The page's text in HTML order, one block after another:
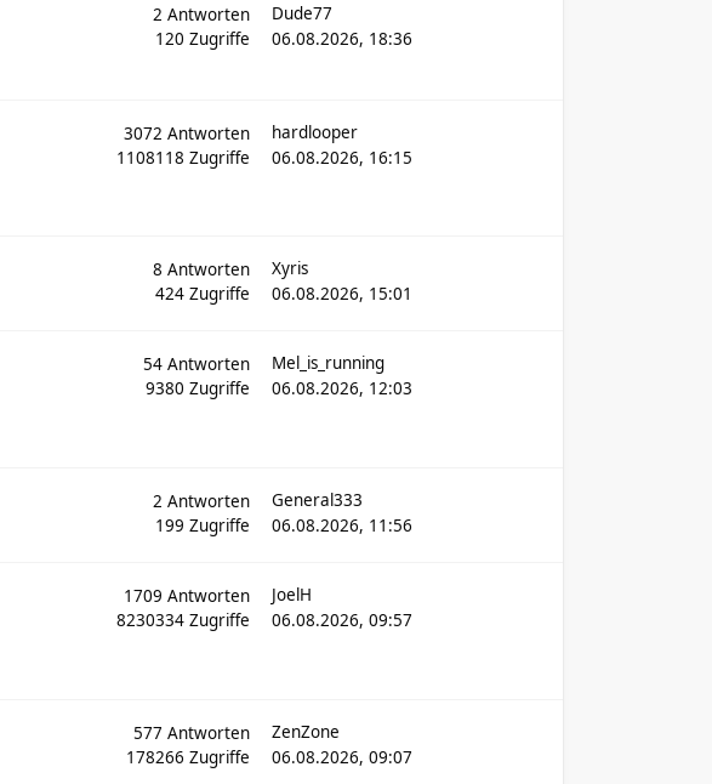
2Antworten
120Zugriffe
Dude77
06.08.2026, 18:36
3072Antworten
1108118Zugriffe
hardlooper
06.08.2026, 16:15
8Antworten
424Zugriffe
Xyris
06.08.2026, 15:01
54Antworten
9380Zugriffe
Mel_is_running
06.08.2026, 12:03
2Antworten
199Zugriffe
General333
06.08.2026, 11:56
1709Antworten
8230334Zugriffe
JoelH
06.08.2026, 09:57
577Antworten
178266Zugriffe
ZenZone
06.08.2026, 09:07